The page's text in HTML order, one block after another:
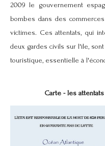
2009 le gouvernement
bombes dans des
victimes. Ces attentats, qui
deux gardes civils sur l'île,
touristique, essentielle à
Carte - les